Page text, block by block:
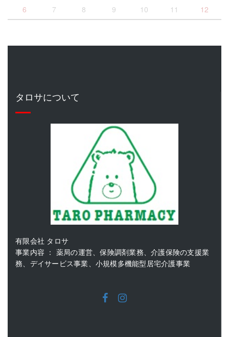
6
7 8 9 10 11 12
タロサについて
有限会社 タロサ
事業内容 ： 薬局の運営、保険調剤業務、介護保険の支援業
務、デイサービス事業、小規模多機能型居宅介護事業